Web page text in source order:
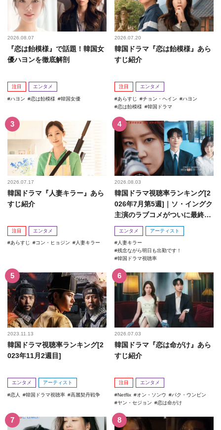
2026.08.07
『恋は飴模様』で話題！韓国女
優ハヨンを徹底解剖
注目 エンタメ
ハヨン 恋は飴模様 韓国女優
2026.07.20
韓国ドラマ『恋は飴模様』あら
すじ紹介
注目 エンタメ
あらすじ チョン・ヘイン
ハヨン
恋は飴模様
韓国ドラマ
2026.07.17
韓国ドラマ『人妻キラー』あら
すじ紹介
注目 エンタメ
あらすじ コン・ヒョジン 人妻キラー
2026.08.03
韓国ドラマ視聴率ランキング[2
026年7月第5週]｜ソ・イングク
主演のラブコメがついに最終
回！
エンタメ アーティスト
人妻キラー
残念ながら明日も出勤です！
韓国ドラマ視聴率
2023.11.13
韓国ドラマ視聴率ランキング[2
023年11月2週目]
エンタメ アーティスト
恋人 韓国ドラマ視聴率 高麗契丹戦争
2026.07.03
韓国ドラマ『恋は命がけ』あら
すじ紹介
注目 エンタメ
Netflix オン・ソンウ
パク・ウンビン
ヤン・セジョン
恋は命がけ